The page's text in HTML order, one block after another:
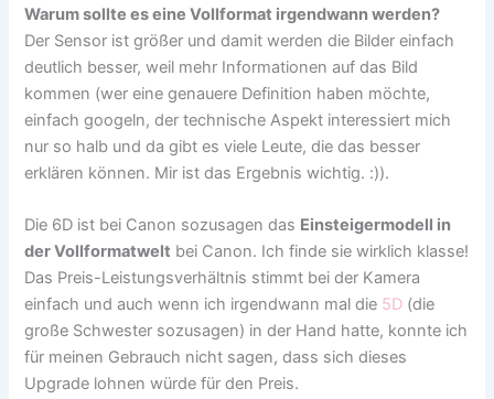
Warum sollte es eine Vollformat irgendwann werden?
Der Sensor ist größer und damit werden die Bilder einfach
deutlich besser, weil mehr Informationen auf das Bild
kommen (wer eine genauere Definition haben möchte,
einfach googeln, der technische Aspekt interessiert mich
nur so halb und da gibt es viele Leute, die das besser
erklären können. Mir ist das Ergebnis wichtig. :)).
Die 6D ist bei Canon sozusagen das Einsteigermodell in
der Vollformatwelt bei Canon. Ich finde sie wirklich klasse!
Das Preis-Leistungsverhältnis stimmt bei der Kamera
einfach und auch wenn ich irgendwann mal die 5D (die
große Schwester sozusagen) in der Hand hatte, konnte ich
für meinen Gebrauch nicht sagen, dass sich dieses
Upgrade lohnen würde für den Preis.